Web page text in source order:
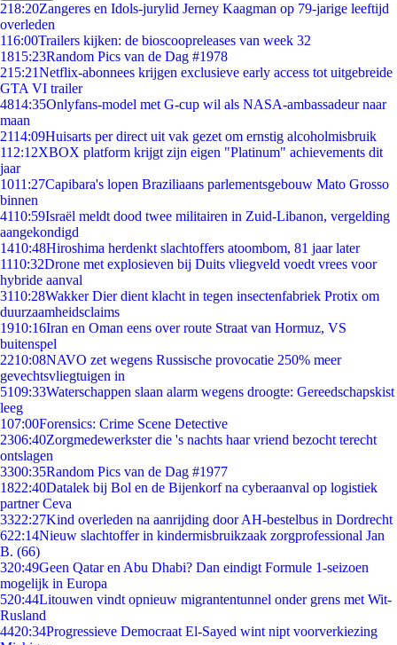
218:20Zangeres en Idols-jurylid Jerney Kaagman op 79-jarige leeftijd
overleden
116:00Trailers kijken: de bioscoopreleases van week 32
1815:23Random Pics van de Dag #1978
215:21Netflix-abonnees krijgen exclusieve early access tot uitgebreide
GTA VI trailer
4814:35Onlyfans-model met G-cup wil als NASA-ambassadeur naar
maan
2114:09Huisarts per direct uit vak gezet om ernstig alcoholmisbruik
112:12XBOX platform krijgt zijn eigen "Platinum" achievements dit
jaar
1011:27Capibara's lopen Braziliaans parlementsgebouw Mato Grosso
binnen
4110:59Israël meldt dood twee militairen in Zuid-Libanon, vergelding
aangekondigd
1410:48Hiroshima herdenkt slachtoffers atoombom, 81 jaar later
1110:32Drone met explosieven bij Duits vliegveld voedt vrees voor
hybride aanval
3110:28Wakker Dier dient klacht in tegen insectenfabriek Protix om
duurzaamheidsclaims
1910:16Iran en Oman eens over route Straat van Hormuz, VS
buitenspel
2210:08NAVO zet wegens Russische provocatie 250% meer
gevechtsvliegtuigen in
5109:33Waterschappen slaan alarm wegens droogte: Gereedschapskist
leeg
107:00Forensics: Crime Scene Detective
2306:40Zorgmedewerkster die 's nachts haar vriend bezocht terecht
ontslagen
3300:35Random Pics van de Dag #1977
1822:40Datalek bij Bol en de Bijenkorf na cyberaanval op logistiek
partner Ceva
3322:27Kind overleden na aanrijding door AH-bestelbus in Dordrecht
622:14Nieuw slachtoffer in kindermisbruikzaak zorgprofessional Jan
B. (66)
320:49Geen Qatar en Abu Dhabi? Dan eindigt Formule 1-seizoen
mogelijk in Europa
520:44Litouwen vindt opnieuw migrantentunnel onder grens met Wit-
Rusland
4420:34Progressieve Democraat El-Sayed wint nipt voorverkiezing